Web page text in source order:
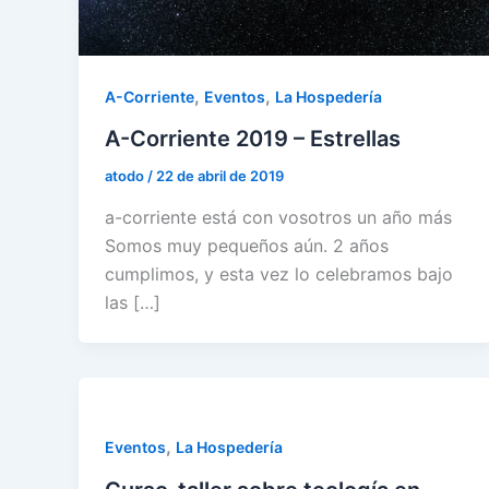
A-Corriente, Eventos, La Hospedería
A-Corriente 2019 – Estrellas
atodo/22 de abril de 2019
a-corriente está con vosotros un año más
Somos muy pequeños aún. 2 años
cumplimos, y esta vez lo celebramos bajo
las […]
Eventos, La Hospedería